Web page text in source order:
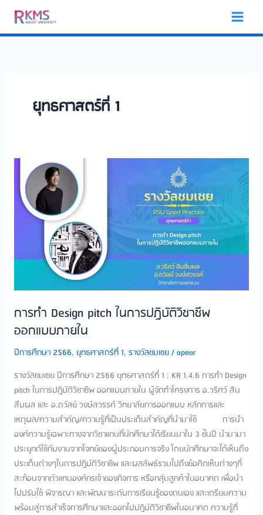
content
ยุทธศาสตร์ที่ 1
การทำ Design pitch ในการปฏิบัติวิชาชีพ
ออกแบบภายใน
ปีการศึกษา 2566, ยุทธศาสตร์ที่ 1, รางวัลชมเชย/apear
รางวัลชมเชย ปีการศึกษา 2566 ยุทธศาสตร์ที่ 1 : KR 1.4.6 การทำ Design
pitch ในการปฏิบัติวิชาชีพ ออกแบบภายใน ผู้จัดทำโครงการ​ อ.วริศว์ สิน
สืบผล และ อ.ถวัลย์ วงษ์สวรรค์ วิทยาลัยการออกแบบ หลักการและ
เหตุผล/ความสำคัญ/ความรู้ที่เป็นประเด็นสำคัญที่นำมาใช้​ การนำ
องค์ความรู้เฉพาะทางจากวิชาแกนที่นักศึกษาได้เรียนมาใน 3 ชั้นปี นำมามา
ประยุกต์ใช้กับงานจากโจทย์ของผู้ประกอบการจริง โดยนักศึกษาจะได้เห็นถึง
ประเด็นต่างๆในการปฏิบัติวิชาชีพ และผลลัพธ์รวมไปถึงข้อคิดเห็นต่างๆที่
สะท้อนจากตัวแทนองค์กรเจ้าของกิจการ หรือกลุ่มลูกค้าในอนาคต เพื่อนำ
ไปปรับใช้ พิจารณา และพัฒนาระดับการเรียนรู้ของตนเอง และเตรียมความ
พร้อมสู่การสำเร็จการศึกษาและออกไปปฏิบัติวิชาชีพในอนาคต ความรู้ที่
Design
pitch